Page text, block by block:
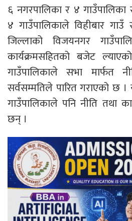
६ नगरपालिका र ४
४ गाउँपालिकाले विहीबार
जिल्लाको विजयनगर
कार्यक्रमसहितको बजेट
गाउँपालिकाले सभा मार्फत
सर्वसम्मतिले पारित गराएको छ ।
गाउँपालिकाले पनि नीति तथा
छन् ।